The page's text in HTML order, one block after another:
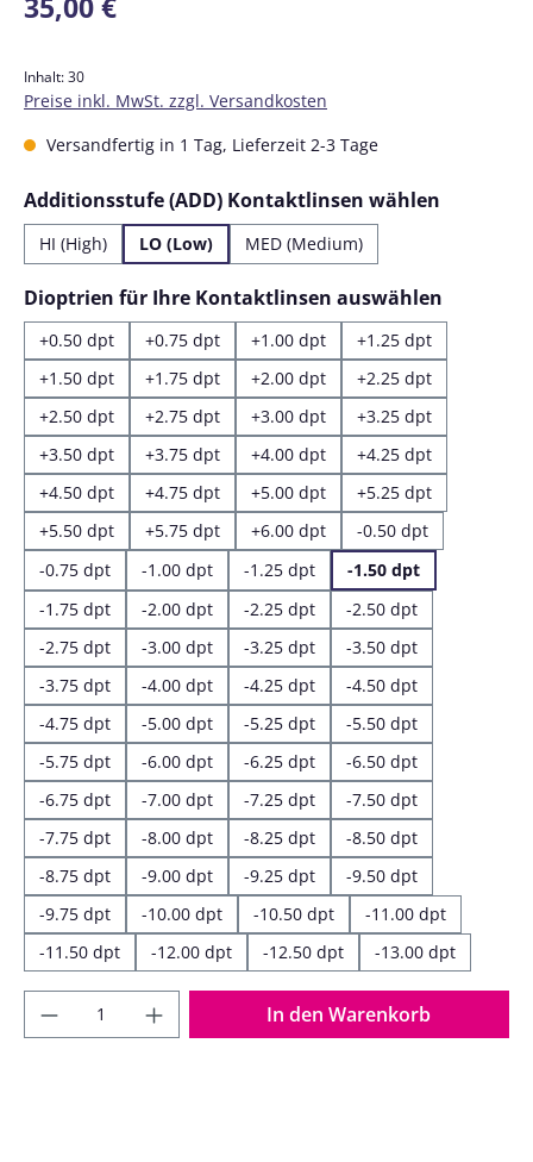
Inhalt:30
Preise inkl. MwSt. zzgl. Versandkosten
Versandfertig in 1 Tag, Lieferzeit 2-3 Tage
Additionsstufe (ADD) Kontaktlinsen wählen
HI (High) LO (Low) MED (Medium)
Dioptrien für Ihre Kontaktlinsen auswählen
+0.50 dpt +0.75 dpt +1.00 dpt
+1.25 dpt
+1.50 dpt
+1.75 dpt +2.00 dpt
+2.25 dpt
+2.50 dpt
+2.75 dpt +3.00 dpt
+3.25 dpt
+3.50 dpt
+3.75 dpt +4.00 dpt
+4.25 dpt
+4.50 dpt
+4.75 dpt +5.00 dpt
+5.25 dpt
+5.50 dpt
+5.75 dpt +6.00 dpt
-0.50 dpt
-0.75 dpt
-1.00 dpt -1.25 dpt
-1.50 dpt
-1.75 dpt
-2.00 dpt -2.25 dpt
-2.50 dpt
-2.75 dpt
-3.00 dpt -3.25 dpt
-3.50 dpt
-3.75 dpt
-4.00 dpt -4.25 dpt
-4.50 dpt
-4.75 dpt
-5.00 dpt -5.25 dpt
-5.50 dpt
-5.75 dpt
-6.00 dpt -6.25 dpt
-6.50 dpt
-6.75 dpt
-7.00 dpt -7.25 dpt
-7.50 dpt
-7.75 dpt
-8.00 dpt -8.25 dpt
-8.50 dpt
-8.75 dpt
-9.00 dpt -9.25 dpt
-9.50 dpt
-9.75 dpt
-10.00 dpt -10.50 dpt
-11.00 dpt
-11.50 dpt
-12.00 dpt -12.50 dpt -13.00 dpt
Produkt Anzahl: Gib den gewünschten
In den Warenkorb